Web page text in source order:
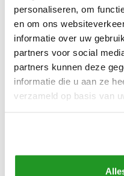
personaliseren, om
en om ons
informatie over uw
partners voor social
partners kunnen deze
informatie die u aan ze
verzameld op basis van
De natuur dichterbij.
Profiteer van een balkon
uitzicht op onze heuvels.
terras in volledige privacy
maaltijden etc...
Op de eerste verdieping
(oven, koelkast, Nespresso